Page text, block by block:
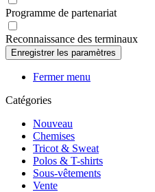
Programme de partenariat
Reconnaissance des terminaux
Fermer menu
Catégories
Nouveau
Chemises
Tricot & Sweat
Polos & T-shirts
Sous-vêtements
Vente